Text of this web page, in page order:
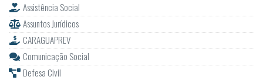
Assistência Social
Assuntos Jurídicos
CARAGUAPREV
Comunicação Social
Defesa Civil